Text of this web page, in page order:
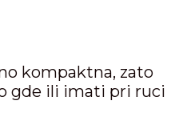
kompaktna, zato
gde ili imati pri ruci